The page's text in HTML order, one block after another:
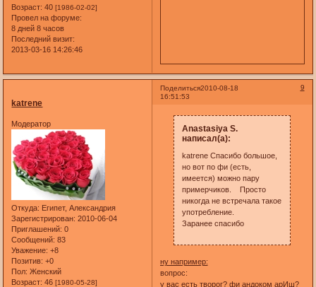
Возраст: 40[1986-02-02]
Провел на форуме:
8 дней 8 часов
Последний визит:
2013-03-16 14:26:46
Поделиться 9
2010-08-18
16:51:53
katrene
Модератор
Откуда: Eгипет, Александрия
Зарегистрирован: 2010-06-04
Приглашений: 0
Сообщений: 83
Уважение: +8
Позитив: +0
Пол: Женский
Возраст: 46[1980-05-28]
Anastasiya S.
написал(а):
katrene Спасибо большое,
но вот по фи (есть,
имеется) можно пару
примерчиков. Просто
никогда не встречала такое
употребление.
Заранее спасибо
ну например:
вопрос:
у вас есть творог? фи андоком арИш?